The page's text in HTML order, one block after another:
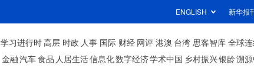
ENGLISH 新华报
学习进行时高层 时政 人事 国际 财经 网评 港澳 台湾 思客智库 全球
金融汽车食品 人居生活信息化数字经济学术中国 乡村振兴银龄溯